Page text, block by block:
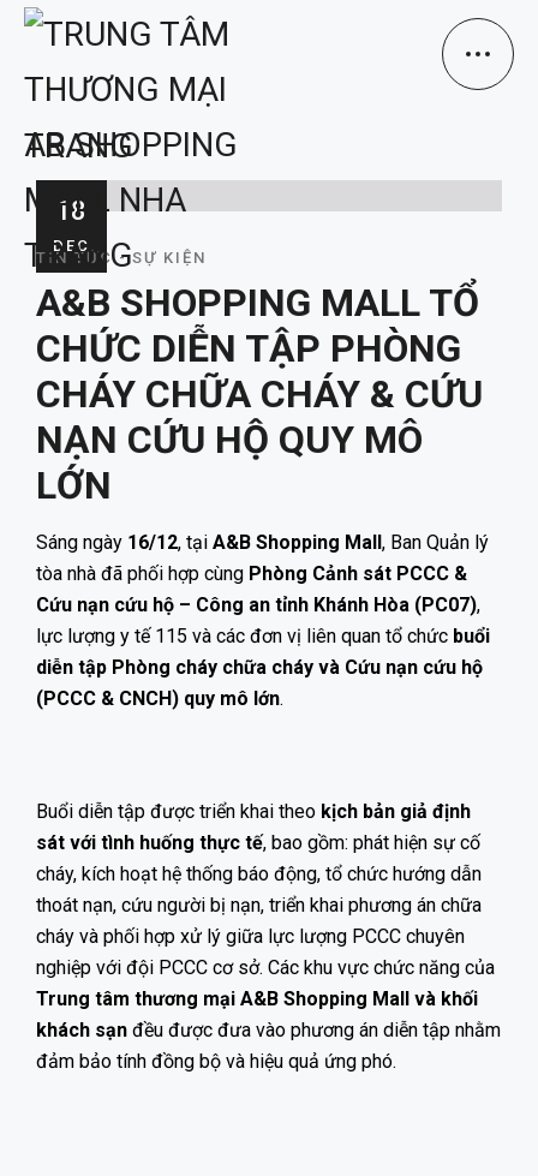
18
DEC
TIN TỨC - SỰ KIỆN
A&B SHOPPING MALL TỔ
CHỨC DIỄN TẬP PHÒNG
CHÁY CHỮA CHÁY & CỨU
NẠN CỨU HỘ QUY MÔ
LỚN
Sáng ngày 16/12, tại A&B Shopping Mall, Ban Quản lý
tòa nhà đã phối hợp cùng Phòng Cảnh sát PCCC &
Cứu nạn cứu hộ – Công an tỉnh Khánh Hòa (PC07),
lực lượng y tế 115 và các đơn vị liên quan tổ chức buổi
diễn tập Phòng cháy chữa cháy và Cứu nạn cứu hộ
(PCCC & CNCH) quy mô lớn.
Buổi diễn tập được triển khai theo kịch bản giả định
sát với tình huống thực tế, bao gồm: phát hiện sự cố
cháy, kích hoạt hệ thống báo động, tổ chức hướng dẫn
thoát nạn, cứu người bị nạn, triển khai phương án chữa
cháy và phối hợp xử lý giữa lực lượng PCCC chuyên
nghiệp với đội PCCC cơ sở. Các khu vực chức năng của
Trung tâm thương mại A&B Shopping Mall và khối
khách sạn đều được đưa vào phương án diễn tập nhằm
đảm bảo tính đồng bộ và hiệu quả ứng phó.